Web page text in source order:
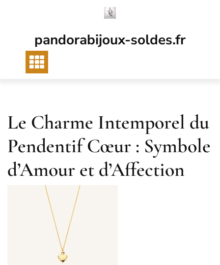
pandorabijoux-soldes.fr
Le Charme Intemporel du
Pendentif Cœur : Symbole
d’Amour et d’Affection